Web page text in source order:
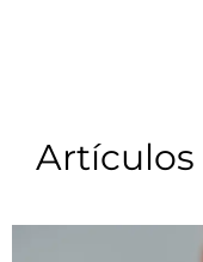
Artículos